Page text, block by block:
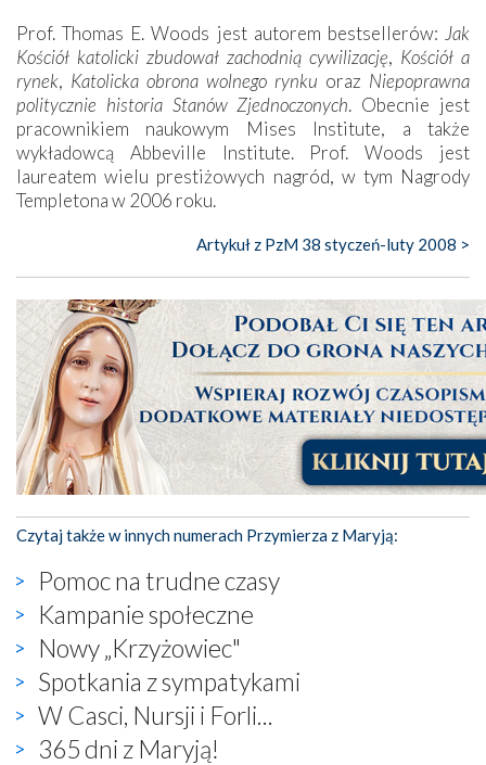
Prof. Thomas E. Woods jest autorem bestsellerów: Jak
Kościół katolicki zbudował zachodnią cywilizację, Kościół a
rynek, Katolicka obrona wolnego rynku oraz Niepoprawna
politycznie historia Stanów Zjednoczonych. Obecnie jest
pracownikiem naukowym Mises Institute, a także
wykładowcą Abbeville Institute. Prof. Woods jest
laureatem wielu prestiżowych nagród, w tym Nagrody
Templetona w 2006 roku.
Artykuł z PzM 38 styczeń-luty 2008 >
Czytaj także w innych numerach Przymierza z Maryją:
Pomoc na trudne czasy
Kampanie społeczne
Nowy „Krzyżowiec"
Spotkania z sympatykami
W Casci, Nursji i Forli...
365 dni z Maryją!